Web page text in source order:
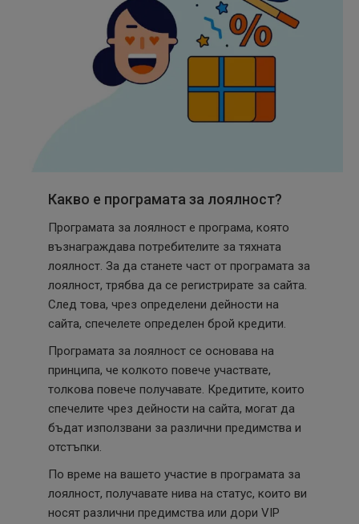
Какво е програмата за лоялност?
Програмата за лоялност е програма, която
възнаграждава потребителите за тяхната
лоялност. За да станете част от програмата за
лоялност, трябва да се регистрирате за сайта.
След това, чрез определени дейности на
сайта, спечелете определен брой кредити.
Програмата за лоялност се основава на
принципа, че колкото повече участвате,
толкова повече получавате. Кредитите, които
спечелите чрез дейности на сайта, могат да
бъдат използвани за различни предимства и
отстъпки.
По време на вашето участие в програмата за
лоялност, получавате нива на статус, които ви
носят различни предимства или дори VIP